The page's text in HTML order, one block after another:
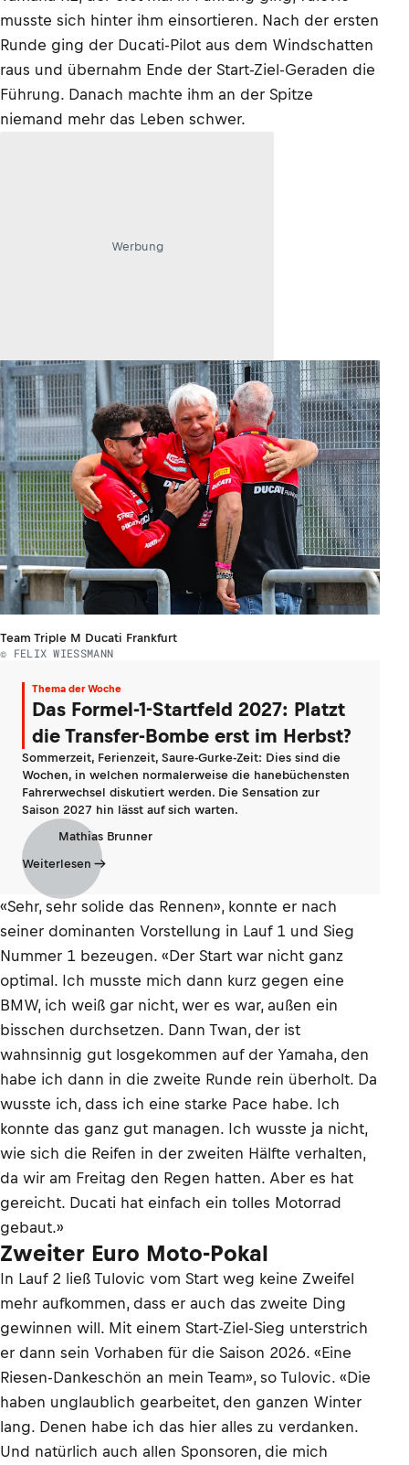
musste sich hinter ihm einsortieren. Nach der ersten
Runde ging der Ducati-Pilot aus dem Windschatten
raus und übernahm Ende der Start-Ziel-Geraden die
Führung. Danach machte ihm an der Spitze
niemand mehr das Leben schwer.
Werbung
Team Triple M Ducati Frankfurt
© FELIX WIESSMANN
Thema der Woche
Das Formel-1-Startfeld 2027: Platzt
die Transfer-Bombe erst im Herbst?
Sommerzeit, Ferienzeit, Saure-Gurke-Zeit: Dies sind die
Wochen, in welchen normalerweise die hanebüchensten
Fahrerwechsel diskutiert werden. Die Sensation zur
Saison 2027 hin lässt auf sich warten.
Mathias Brunner
Weiterlesen
«Sehr, sehr solide das Rennen», konnte er nach
seiner dominanten Vorstellung in Lauf 1 und Sieg
Nummer 1 bezeugen. «Der Start war nicht ganz
optimal. Ich musste mich dann kurz gegen eine
BMW, ich weiß gar nicht, wer es war, außen ein
bisschen durchsetzen. Dann Twan, der ist
wahnsinnig gut losgekommen auf der Yamaha, den
habe ich dann in die zweite Runde rein überholt. Da
wusste ich, dass ich eine starke Pace habe. Ich
konnte das ganz gut managen. Ich wusste ja nicht,
wie sich die Reifen in der zweiten Hälfte verhalten,
da wir am Freitag den Regen hatten. Aber es hat
gereicht. Ducati hat einfach ein tolles Motorrad
gebaut.»
Zweiter Euro Moto-Pokal
In Lauf 2 ließ Tulovic vom Start weg keine Zweifel
mehr aufkommen, dass er auch das zweite Ding
gewinnen will. Mit einem Start-Ziel-Sieg unterstrich
er dann sein Vorhaben für die Saison 2026. «Eine
Riesen-Dankeschön an mein Team», so Tulovic. «Die
haben unglaublich gearbeitet, den ganzen Winter
lang. Denen habe ich das hier alles zu verdanken.
Und natürlich auch allen Sponsoren, die mich